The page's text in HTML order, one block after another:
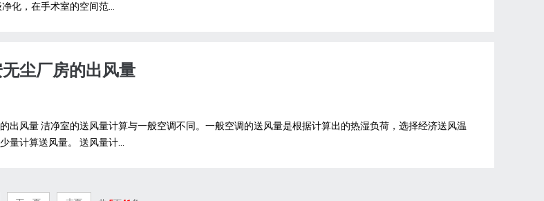
化，在手术室的空间范...
尘厂房的出风量
出风量 洁净室的送风量计算与一般空调不同。一般空调的送风量是根据计算出的热湿负荷，选择经济送风温
量计算送风量。 送风量计...